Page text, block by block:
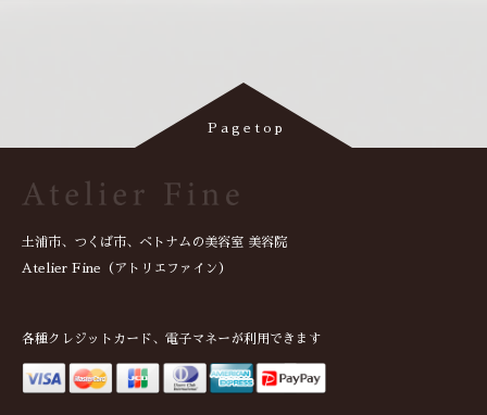
土浦市、つくば市、ベトナムの美容室 美容院
Atelier Fine（アトリエファイン）
各種クレジットカード、電子マネーが利用できます